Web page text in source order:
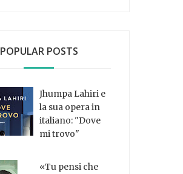
POPULAR POSTS
Jhumpa Lahiri e
la sua opera in
italiano: "Dove
mi trovo"
«Tu pensi che